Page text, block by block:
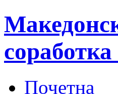
Почетна